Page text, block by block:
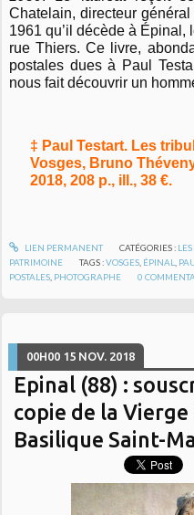
Chatelain, directeur
1961 qu’il décède à Épinal,
rue Thiers. Ce livre,
postales dues à Paul
nous fait découvrir un
‡ Paul Testart. Les
Vosges, Bruno
2018, 208 p., ill., 38 €.
LIEN PERMANENT CATÉGORIES :
PATRIMOINE
TAGS :VOSGES ÉPINAL
POSTALES PHOTOGRAPHE 0
00H00 15 NOV. 2018
Epinal (88) :
copie de la
Basilique Saint-